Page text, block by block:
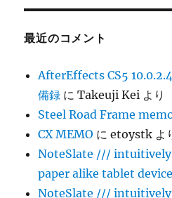
最近のコメント
AfterEffects CS5
備録 にTakeuji Kei より
Steel Road Frame
CX MEMO にetoystk よ
NoteSlate ///
paper alike tablet device
NoteSlate ///